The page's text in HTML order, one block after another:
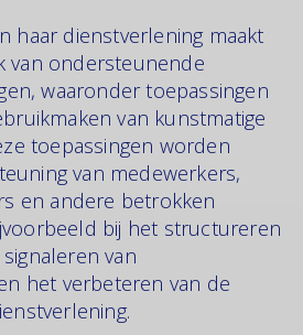
haar dienstverlening maakt
van ondersteunende
waaronder toepassingen
van kunstmatige
toepassingen worden
van medewerkers,
en andere betrokken
bij het structureren
van
het verbeteren van de